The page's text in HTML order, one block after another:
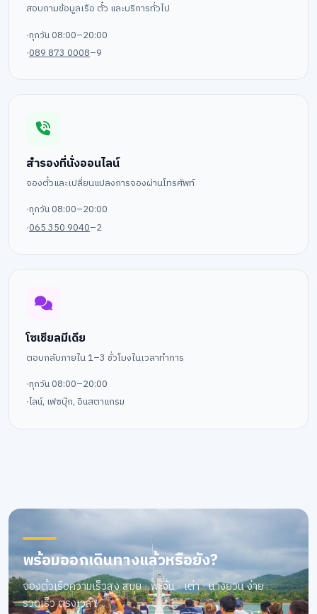
สอบถามข้อมูลเรือ ตั๋ว และบริการทั่วไป
ทุกวัน 08:00–20:00
089 873 0008–9
สำรองที่นั่งออนไลน์
จองตั๋วและเปลี่ยนแปลงการจองผ่านโทรศัพท์
ทุกวัน 08:00–20:00
065 350 9040–2
โซเชียลมีเดีย
ตอบกลับภายใน 1–3 ชั่วโมงในเวลาทำการ
ทุกวัน 08:00–20:00
ไลน์, เฟซบุ๊ก, อินสตาแกรม
พร้อมออกเดินทางแล้วหรือยัง?
จองตั๋วเรือความเร็วสูง สมุย · พะงัน · เต่า · นางยวน ง่าย
รวดเร็ว ตรงเวลา